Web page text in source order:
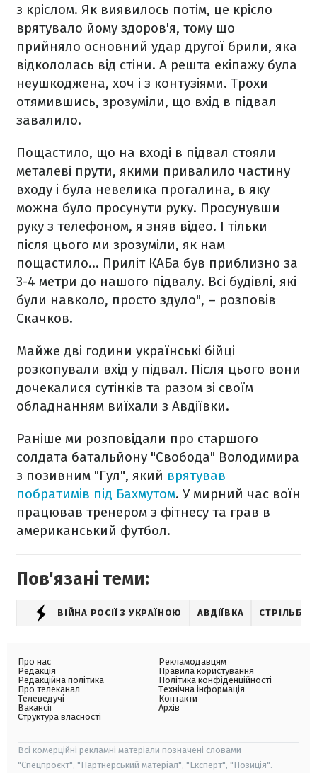
з кріслом. Як виявилось потім, це крісло
врятувало йому здоров'я, тому що
прийняло основний удар другої брили, яка
відкололась від стіни. А решта екіпажу була
неушкоджена, хоч і з контузіями. Трохи
отямившись, зрозуміли, що вхід в підвал
завалило.
Пощастило, що на вході в підвал стояли
металеві прути, якими привалило частину
входу і була невелика прогалина, в яку
можна було просунути руку. Просунувши
руку з телефоном, я зняв відео. І тільки
після цього ми зрозуміли, як нам
пощастило… Приліт КАБа був приблизно за
3-4 метри до нашого підвалу. Всі будівлі, які
були навколо, просто здуло", – розповів
Скачков.
Майже дві години українські бійці
розкопували вхід у підвал. Після цього вони
дочекалися сутінків та разом зі своїм
обладнанням виїхали з Авдіївки.
Раніше ми розповідали про старшого
солдата батальйону "Свобода" Володимира
з позивним "Гул", який врятував
побратимів під Бахмутом. У мирний час воїн
працював тренером з фітнесу та грав в
американський футбол.
Пов'язані теми:
ВІЙНА РОСІЇ З УКРАЇНОЮ АВДІЇВКА СТРІЛЬБА
Про нас
Редакція
Редакційна політика
Про телеканал
Телеведучі
Вакансії
Структура власності
Рекламодавцям
Правила користування
Політика конфіденційності
Технічна інформація
Контакти
Архів
Всі комерційні рекламні матеріали позначені словами
"Спецпроєкт", "Партнерський матеріал", "Експерт", "Позиція".